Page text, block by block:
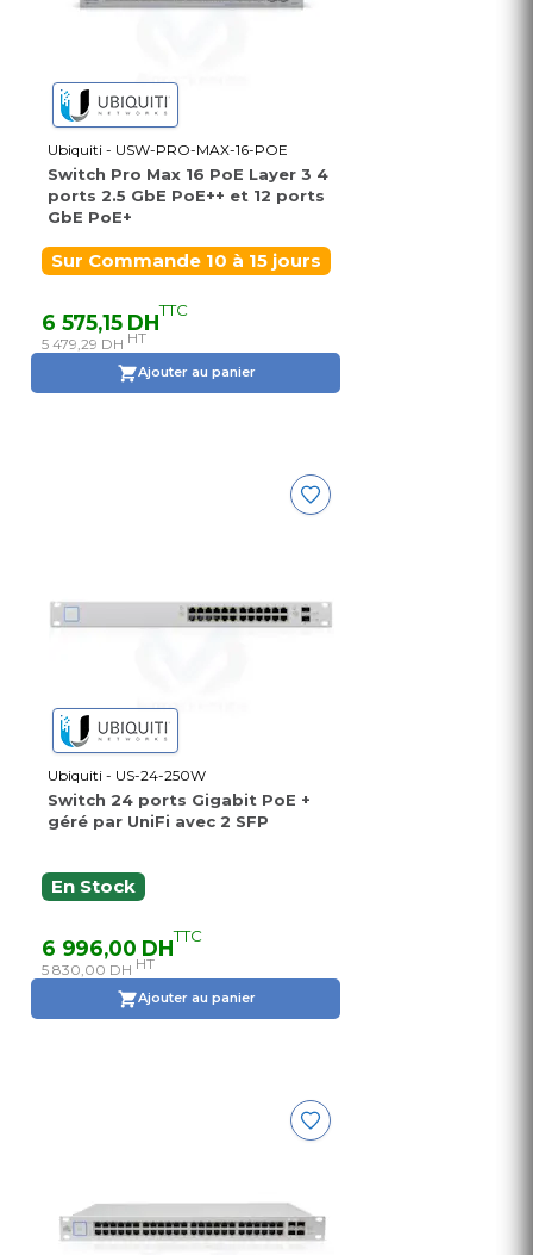
Ubiquiti - USW-PRO-MAX-16-POE
Switch Pro Max 16 PoE Layer 3 4
ports 2.5 GbE PoE++ et 12 ports
GbE PoE+
Sur Commande 10 à 15 jours
6 575,15 DHTTC
5 479,29 DH HT
Ajouter au panier
Ubiquiti - US-24-250W
Switch 24 ports Gigabit PoE +
géré par UniFi avec 2 SFP
En Stock
6 996,00 DHTTC
5 830,00 DH HT
Ajouter au panier